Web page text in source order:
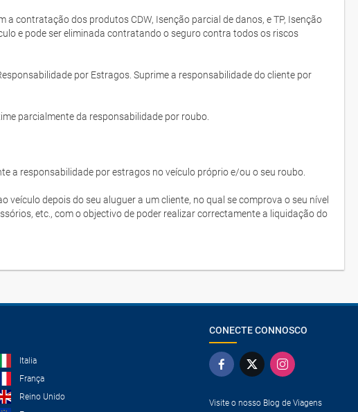
contratação dos produtos CDW, Isenção parcial de danos, e TP, Isenção
e pode ser eliminada contratando o seguro contra todos os riscos
por Estragos. Suprime a responsabilidade do cliente por
parcialmente da responsabilidade por roubo.
a responsabilidade por estragos no veículo próprio e/ou o seu roubo.
veículo depois do seu aluguer a um cliente, no qual se comprova o seu nível
etc., com o objectivo de poder realizar correctamente a liquidação do
Italia
França
Reino Unido
CONECTE CONNOSCO
Visite o nosso Blog de Viagens